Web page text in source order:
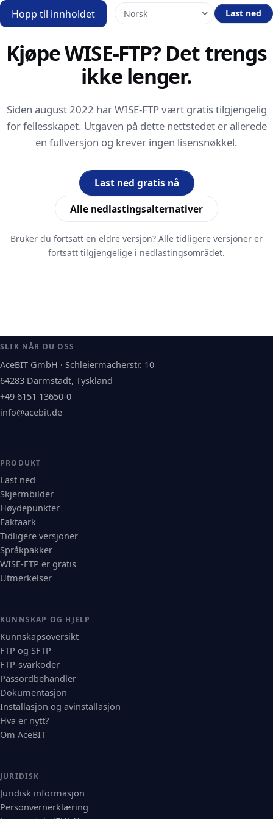
Hopp til innholdet Last ned
Kjøpe WISE-FTP? Det trengs
ikke lenger.
Siden august 2022 har WISE-FTP vært gratis tilgjengelig
for fellesskapet. Utgaven på dette nettstedet er allerede
en fullversjon og krever ingen lisensnøkkel.
Last ned gratis nå
Alle nedlastingsalternativer
Bruker du fortsatt en eldre versjon? Alle tidligere versjoner er
fortsatt tilgjengelige i nedlastingsområdet.
SLIK NÅR DU OSS
AceBIT GmbH · Schleiermacherstr. 10
64283 Darmstadt, Tyskland
+49 6151 13650-0
info@acebit.de
PRODUKT
Last ned
Skjermbilder
Høydepunkter
Faktaark
Tidligere versjoner
Språkpakker
WISE-FTP er gratis
Utmerkelser
KUNNSKAP OG HJELP
Kunnskapsoversikt
FTP og SFTP
FTP-svarkoder
Passordbehandler
Dokumentasjon
Installasjon og avinstallasjon
Hva er nytt?
Om AceBIT
JURIDISK
Juridisk informasjon
Personvernerklæring